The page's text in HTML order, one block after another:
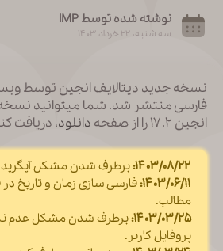
نوشته شده توسط IMP
سه شنبه، ۲۲ خرداد ۱۴۰۳
نسخه جدید دیتالایف انجین توسط
فارسی منتشر شد. شما میتوانید نسخه
انجین ۱۷.۲ را از صفحه
دانلود، دریافت
۱۴۰۳/۰۸/۲۲: برطرف شدن مشکل
۱۴۰۳/۰۶/۱۱: فارسی سازی زمان و تاریخ
مطالب.
۱۴۰۳/۰۳/۲۵: برطرف شدن مشکل عدم
پروفایل کاربر.